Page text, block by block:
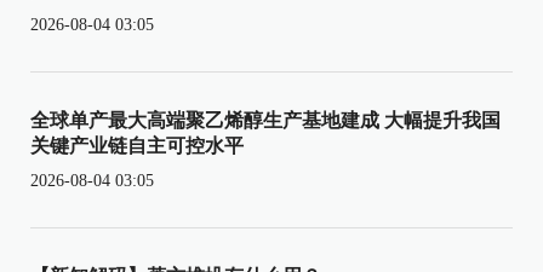
2026-08-04 03:05
全球单产最大高端聚乙烯醇生产基地建成 大幅提升我国
关键产业链自主可控水平
2026-08-04 03:05